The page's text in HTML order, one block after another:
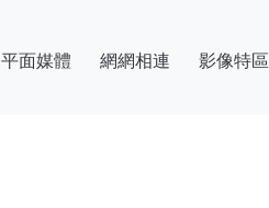
平面媒體 網網相連 影像特區